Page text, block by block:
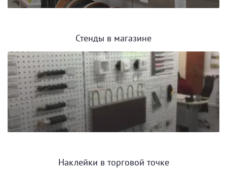
Стенды в магазине
Наклейки в торговой точке